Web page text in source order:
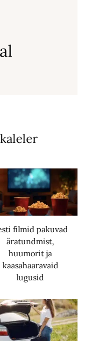
filmid pakuvad
äratundmist,
huumorit ja
kaasahaaravaid
lugusid